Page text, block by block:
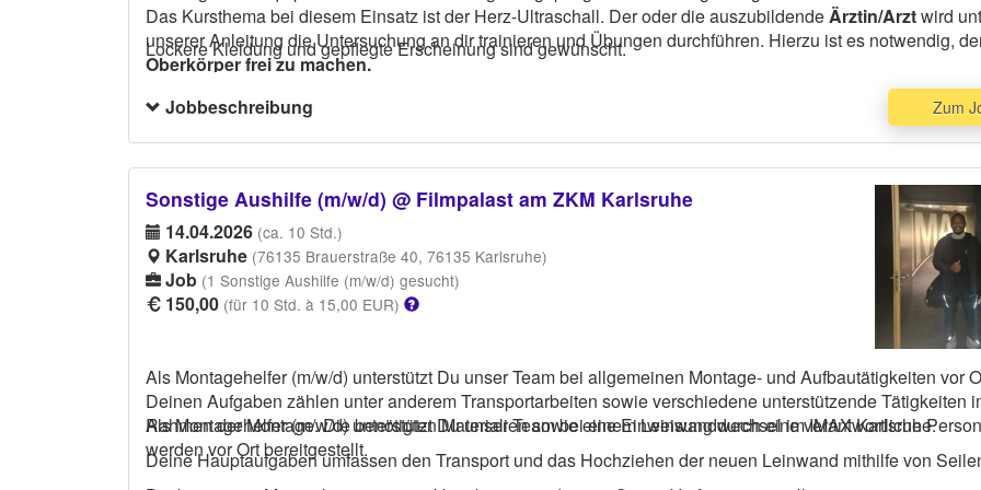
Das Kursthema bei diesem Einsatz ist der Herz-Ultraschall. Der oder die auszubildendeÄrztin/Arztwird
unserer Anleitung die Untersuchung an dir trainieren und Übungen durchführen. Hierzu ist es notwendig,
Oberkörper frei zu machen.
Lockere Kleidung und gepflegte Erscheinung sind gewünscht.
Jobbeschreibung Zum
Sonstige Aushilfe (m/w/d) @ Filmpalast am ZKM Karlsruhe
14.04.2026 (ca. 10 Std.)
Karlsruhe (76135 Brauerstraße 40, 76135 Karlsruhe)
Job (1 Sonstige Aushilfe (m/w/d) gesucht)
150,00 (für 10 Std. à 15,00 EUR)
Als Montagehelfer (m/w/d) unterstützt Du unser Team bei allgemeinen Montage- und Aufbautätigkeiten vor
Deinen Aufgaben zählen unter anderem Transportarbeiten sowie verschiedene unterstützende Tätigkeiten
Rahmen der Montage. Die benötigten Materialien sowie eine Einweisung durch eine verantwortliche Person
werden vor Ort bereitgestellt.
Als Montagehelfer (m/w/d) unterstützt Du unser Team bei einem Leinwandwechsel im IMAX Karlsruhe.
Deine Hauptaufgaben umfassen den Transport und das Hochziehen der neuen Leinwand mithilfe von